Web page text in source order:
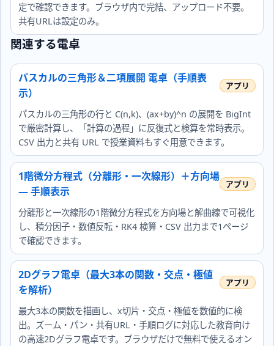
定で確認できます。ブラウザ内で完結、アップロード不要。
共有URLは設定のみ。
関連する電卓
パスカルの三角形＆二項展開 電卓（手順表
示）
パスカルの三角形の行と C(n,k)、(ax+by)^n の展開を BigInt
で厳密計算し、「計算の過程」に反復式と検算を常時表示。
CSV 出力と共有 URL で授業資料もすぐ用意できます。
1階微分方程式（分離形・一次線形）＋方向場
— 手順表示
分離形と一次線形の1階微分方程式を方向場と解曲線で可視化
し、積分因子・数値反転・RK4 検算・CSV 出力まで1ページ
で確認できます。
2Dグラフ電卓（最大3本の関数・交点・極値
を解析）
最大3本の関数を描画し、x切片・交点・極値を数値的に検
出。ズーム・パン・共有URL・手順ログに対応した教育向け
の高速2Dグラフ電卓です。ブラウザだけで無料で使えるオン